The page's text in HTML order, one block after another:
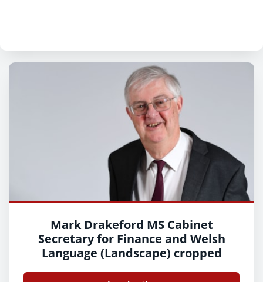
Mark Drakeford MS Cabinet
Secretary for Finance and Welsh
Language (Landscape) cropped